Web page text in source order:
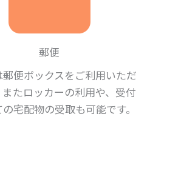
郵便
便ボックスをご利用いただ
またロッカーの利用や、受付
宅配物の受取も可能です。